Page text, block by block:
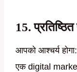
15.
आपको आश्चर्य
एक digital